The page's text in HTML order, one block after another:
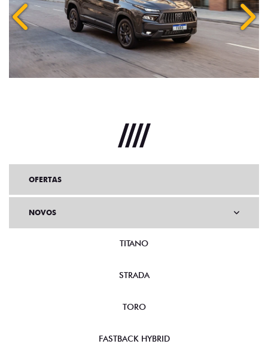
OFERTAS
NOVOS
TITANO
STRADA
TORO
FASTBACK HYBRID